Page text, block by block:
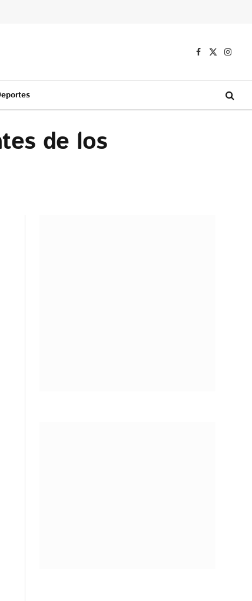
Facebook
X
de los